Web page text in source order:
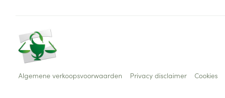
Algemene verkoopsvoorwaarden Privacy disclaimer Cookies